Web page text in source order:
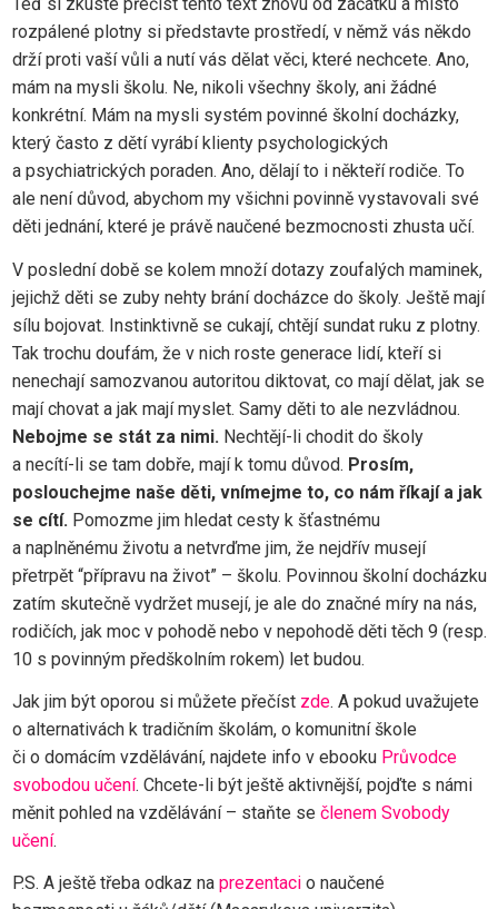
Teď si zkuste přečíst tento text znovu od začátku a místo
rozpálené plotny si představte prostředí, v němž vás někdo
drží proti vaší vůli a nutí vás dělat věci, které nechcete. Ano,
mám na mysli školu. Ne, nikoli všechny školy, ani žádné
konkrétní. Mám na mysli systém povinné školní docházky,
který často z dětí vyrábí klienty psychologických
a psychiatrických poraden. Ano, dělají to i někteří rodiče. To
ale není důvod, abychom my všichni povinně vystavovali své
děti jednání, které je právě naučené bezmocnosti zhusta učí.
V poslední době se kolem množí dotazy zoufalých maminek,
jejichž děti se zuby nehty brání docházce do školy. Ještě mají
sílu bojovat. Instinktivně se cukají, chtějí sundat ruku z plotny.
Tak trochu doufám, že v nich roste generace lidí, kteří si
nenechají samozvanou autoritou diktovat, co mají dělat, jak se
mají chovat a jak mají myslet. Samy děti to ale nezvládnou.
Nebojme se stát za nimi. Nechtějí-li chodit do školy
a necítí-li se tam dobře, mají k tomu důvod. Prosím,
poslouchejme naše děti, vnímejme to, co nám říkají a jak
se cítí. Pomozme jim hledat cesty k šťastnému
a naplněnému životu a netvrďme jim, že nejdřív musejí
přetrpět “přípravu na život” – školu. Povinnou školní docházku
zatím skutečně vydržet musejí, je ale do značné míry na nás,
rodičích, jak moc v pohodě nebo v nepohodě děti těch 9 (resp.
10 s povinným předškolním rokem) let budou.
Jak jim být oporou si můžete přečíst zde. A pokud uvažujete
o alternativách k tradičním školám, o komunitní škole
či o domácím vzdělávání, najdete info v ebooku Průvodce
svobodou učení. Chcete-li být ještě aktivnější, pojďte s námi
měnit pohled na vzdělávání – staňte se členem Svobody
učení.
P.S. A ještě třeba odkaz na prezentacio naučené